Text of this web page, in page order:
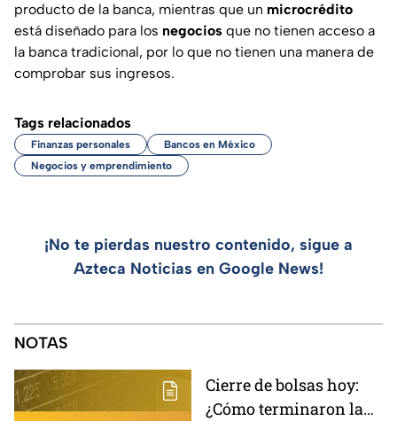
producto de la banca, mientras que un microcrédito
está diseñado para los negocios que no tienen acceso a
la banca tradicional, por lo que no tienen una manera de
comprobar sus ingresos.
Tags relacionados
Finanzas personales
Bancos en México
Negocios y emprendimiento
¡No te pierdas nuestro contenido, sigue a
Azteca Noticias en Google News!
NOTAS
Cierre de bolsas hoy:
¿Cómo terminaron la